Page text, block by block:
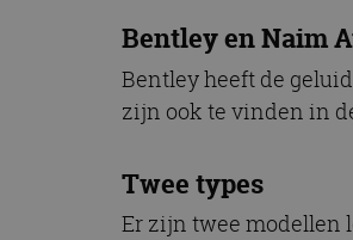
Bentley en Naim
Bentley heeft de
zijn ook te vinden in
Twee types
Er zijn twee modellen